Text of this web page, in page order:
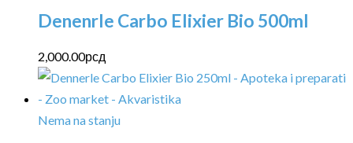
Denenrle Carbo Elixier Bio 500ml
2,000.00рсд
Nema na stanju